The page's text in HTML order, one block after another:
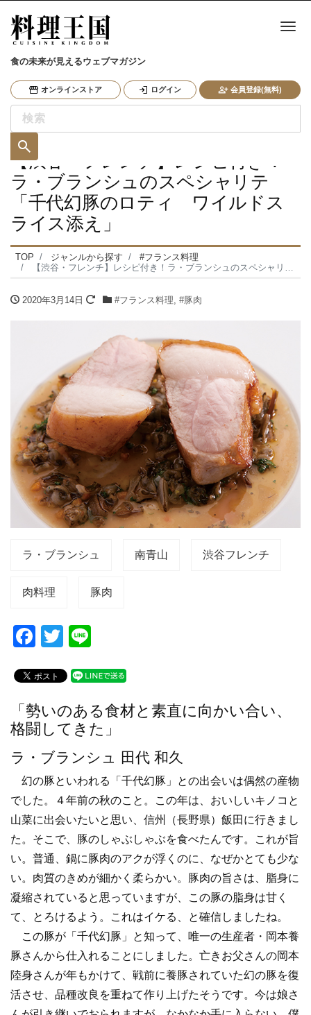
食の未来が見えるウェブマガジン
オンラインストア ログイン 会員登録(無料)
ナ
【渋谷・フレンチ】レシピ付き！
ラ・ブランシュのスペシャリテ
「千代幻豚のロティ ワイルドス
ライス添え」
TOP ジャンルから探す
#フランス料理
【渋谷・フレンチ】レシピ付き！ラ・ブランシュのスペシャリテ「千代幻豚のロティ ワイルドスライス添え」
2020年3月14日 #フランス料理, #豚肉
ラ・ブランシュ 南青山 渋谷フレンチ
肉料理 豚肉
F
c
e
b
o
o
k
T
tt
er
e
「勢いのある食材と素直に向かい合い、
格闘してきた」
ラ・ブランシュ 田代 和久
幻の豚といわれる「千代幻豚」との出会いは偶然の産物
でした。４年前の秋のこと。この年は、おいしいキノコと
山菜に出会いたいと思い、信州（長野県）飯田に行きまし
た。そこで、豚のしゃぶしゃぶを食べたんです。これが旨
い。普通、鍋に豚肉のアクが浮くのに、なぜかとても少な
い。肉質のきめが細かく柔らかい。豚肉の旨さは、脂身に
凝縮されていると思っていますが、この豚の脂身は甘く
て、とろけるよう。これはイケる、と確信しましたね。
この豚が「千代幻豚」と知って、唯一の生産者・岡本養
豚さんから仕入れることにしました。亡きお父さんの岡本
陸身さんが年もかけて、戦前に養豚されていた幻の豚を復
活させ、品種改良を重ねて作り上げたそうです。今は娘さ